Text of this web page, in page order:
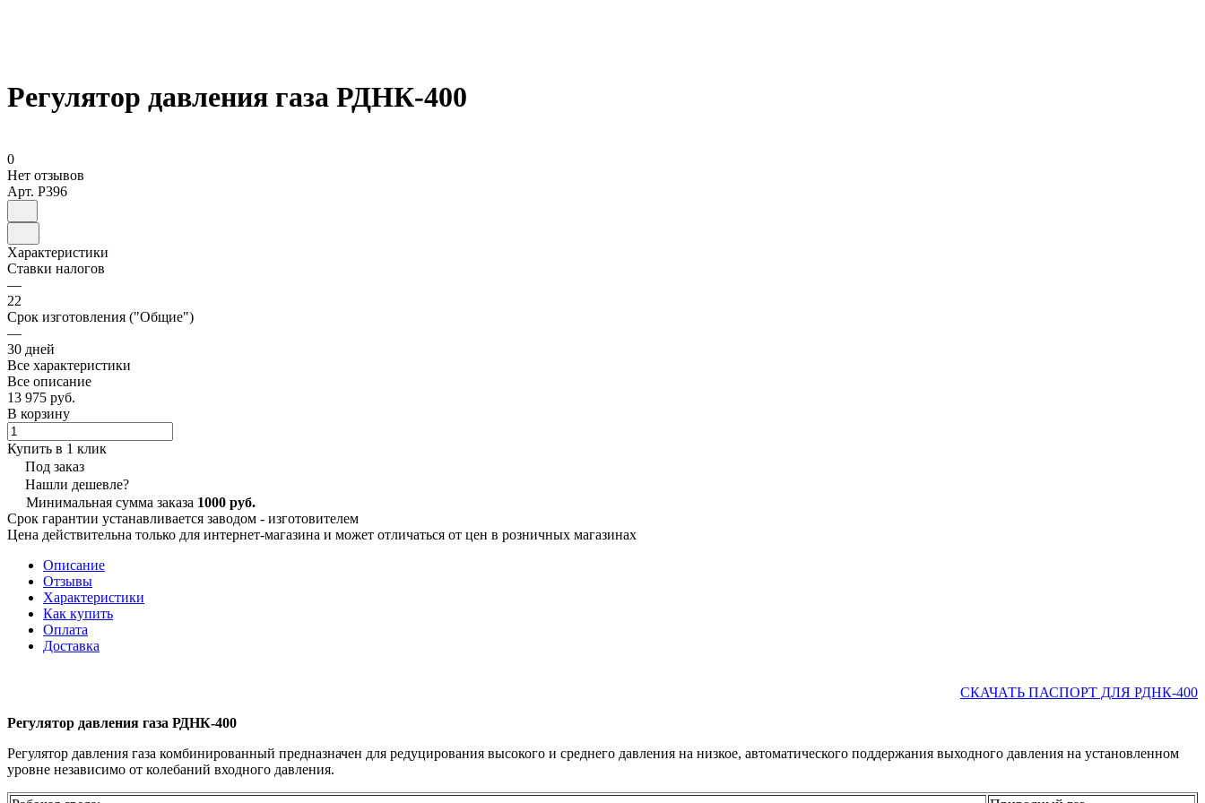
Регулятор давления газа РДНК-400
0
Нет отзывов
Арт. P396
Характеристики
Ставки налогов
—
22
Срок изготовления ("Общие")
—
30 дней
Все характеристики
Все описание
13 975 руб.
В корзину
Купить в 1 клик
Под заказ
Нашли дешевле?
Минимальная сумма заказа 1000 руб.
Срок гарантии устанавливается заводом - изготовителем
Цена действительна только для интернет-магазина и может отличаться от цен в розничных магазинах
Описание
Отзывы
Характеристики
Как купить
Оплата
Доставка
СКАЧАТЬ ПАСПОРТ ДЛЯ РДНК-400
Регулятор давления газа РДНК-400
Регулятор давления газа комбинированный предназначен для редуцирования высокого и среднего давления на низкое, автоматического поддержания выходного давления на установленном
уровне независимо от колебаний входного давления.